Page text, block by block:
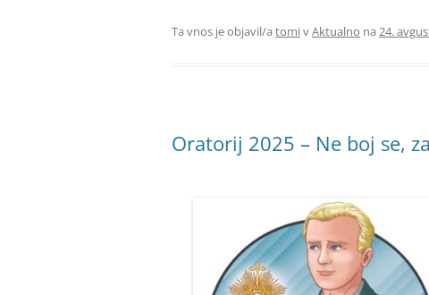
Ta vnos je objavil/a tomivAktualno na 24.
Oratorij 2025 – Ne boj se,